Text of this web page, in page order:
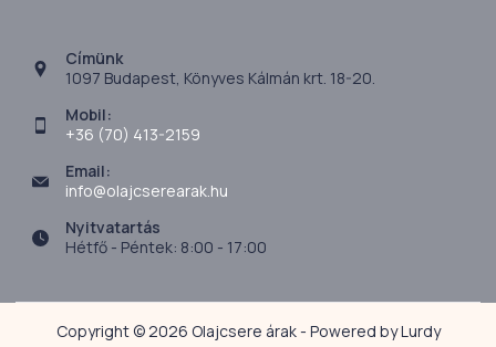
Címünk
1097 Budapest, Könyves Kálmán krt. 18-20.
Mobil:
+36 (70) 413-2159
Email:
info@olajcserearak.hu
Nyitvatartás
Hétfő - Péntek: 8:00 - 17:00
Copyright © 2026 Olajcsere árak - Powered by Lurdy